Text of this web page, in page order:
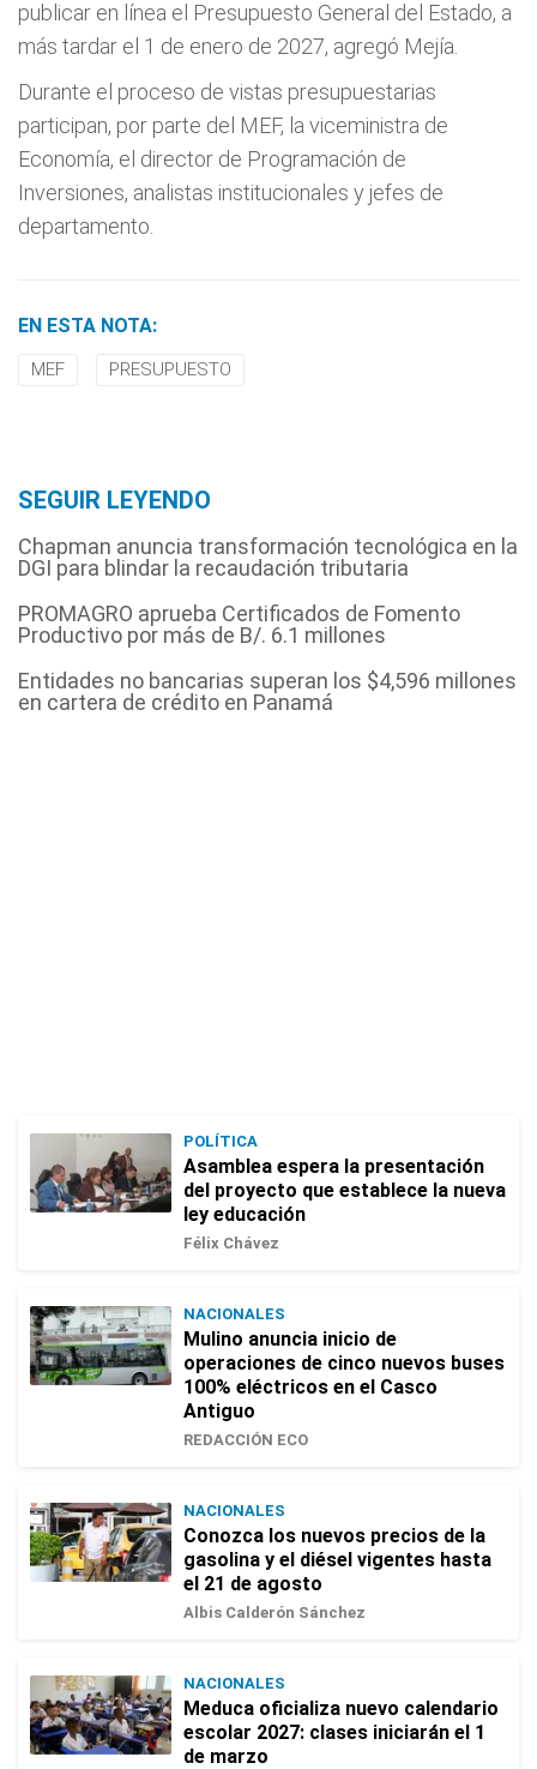
publicar en línea el Presupuesto General del Estado, a
más tardar el 1 de enero de 2027, agregó Mejía.
Durante el proceso de vistas presupuestarias
participan, por parte del MEF, la viceministra de
Economía, el director de Programación de
Inversiones, analistas institucionales y jefes de
departamento.
EN ESTA NOTA:
MEF PRESUPUESTO
SEGUIR LEYENDO
Chapman anuncia transformación tecnológica en la
DGI para blindar la recaudación tributaria
PROMAGRO aprueba Certificados de Fomento
Productivo por más de B/. 6.1 millones
Entidades no bancarias superan los $4,596 millones
en cartera de crédito en Panamá
POLÍTICA
Asamblea espera la presentación
del proyecto que establece la nueva
ley educación
Félix Chávez
NACIONALES
Mulino anuncia inicio de
operaciones de cinco nuevos buses
100% eléctricos en el Casco
Antiguo
REDACCIÓN ECO
NACIONALES
Conozca los nuevos precios de la
gasolina y el diésel vigentes hasta
el 21 de agosto
Albis Calderón Sánchez
NACIONALES
Meduca oficializa nuevo calendario
escolar 2027: clases iniciarán el 1
de marzo